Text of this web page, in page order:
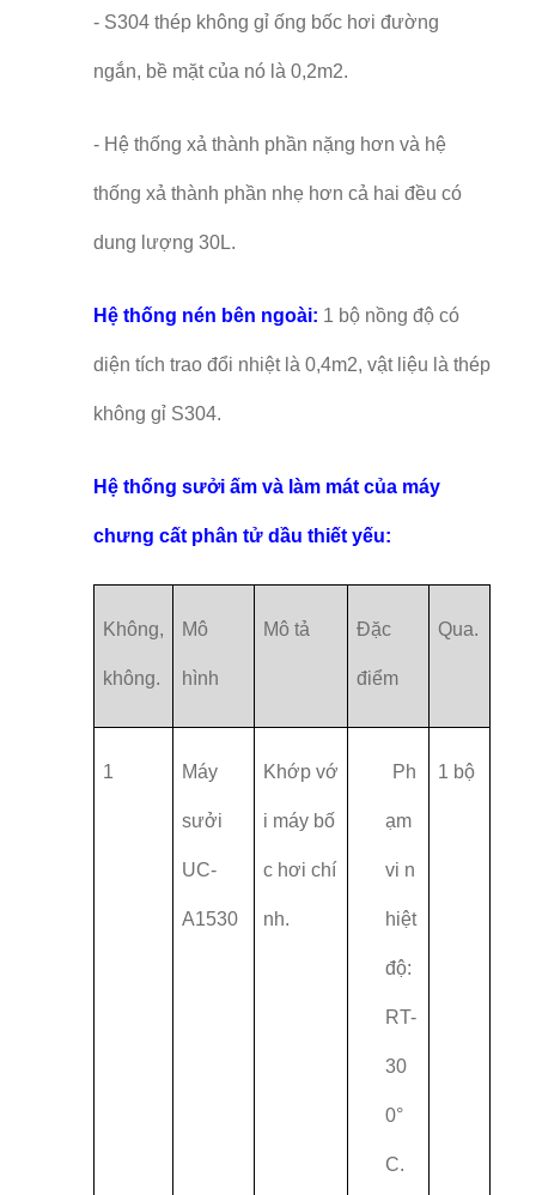
- S304 thép không gỉ ống bốc hơi đường
ngắn, bề mặt của nó là 0,2m2.
- Hệ thống xả thành phần nặng hơn và hệ
thống xả thành phần nhẹ hơn cả hai đều có
dung lượng 30L.
Hệ thống nén bên ngoài: 1 bộ nồng độ có
diện tích trao đổi nhiệt là 0,4m2, vật liệu là thép
không gỉ S304.
Hệ thống sưởi ấm và làm mát của máy
chưng cất phân tử dầu thiết yếu:
Không,
không.
Mô
hình
Mô tả Đặc
điểm
Qua.
1 Máy
sưởi
UC-
A1530
Khớp vớ
i máy bố
c hơi chí
nh.
Ph
ạm
vi n
hiệt
độ:
RT-
30
0°
C.
1 bộ